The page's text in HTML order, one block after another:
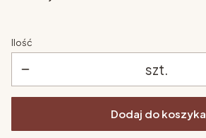
Ilość
szt.
Dodaj do koszyka